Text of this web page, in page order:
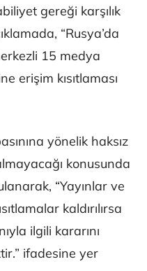
gereği karşılık
“Rusya’da
15 medya
erişim kısıtlaması
yönelik haksız
konusunda
“Yayınlar ve
kaldırılırsa
ilgili kararını
ifadesine yer